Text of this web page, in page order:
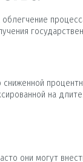
сниженной
на
они могут